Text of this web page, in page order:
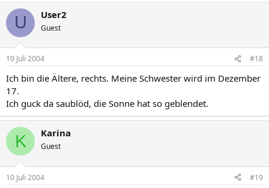
U User2
Guest
10 Juli 2004 #18
Ich bin die Ältere, rechts. Meine Schwester wird im Dezember
17.
Ich guck da saublöd, die Sonne hat so geblendet.
K Karina
Guest
10 Juli 2004 #19